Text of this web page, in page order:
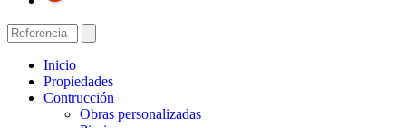
Inicio
Propiedades
Contrucción
Obras personalizadas